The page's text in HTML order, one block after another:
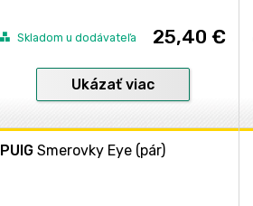
Skladom u dodávateľa 25,40 €
Ukázať viac
PUIG Smerovky Eye (pár)